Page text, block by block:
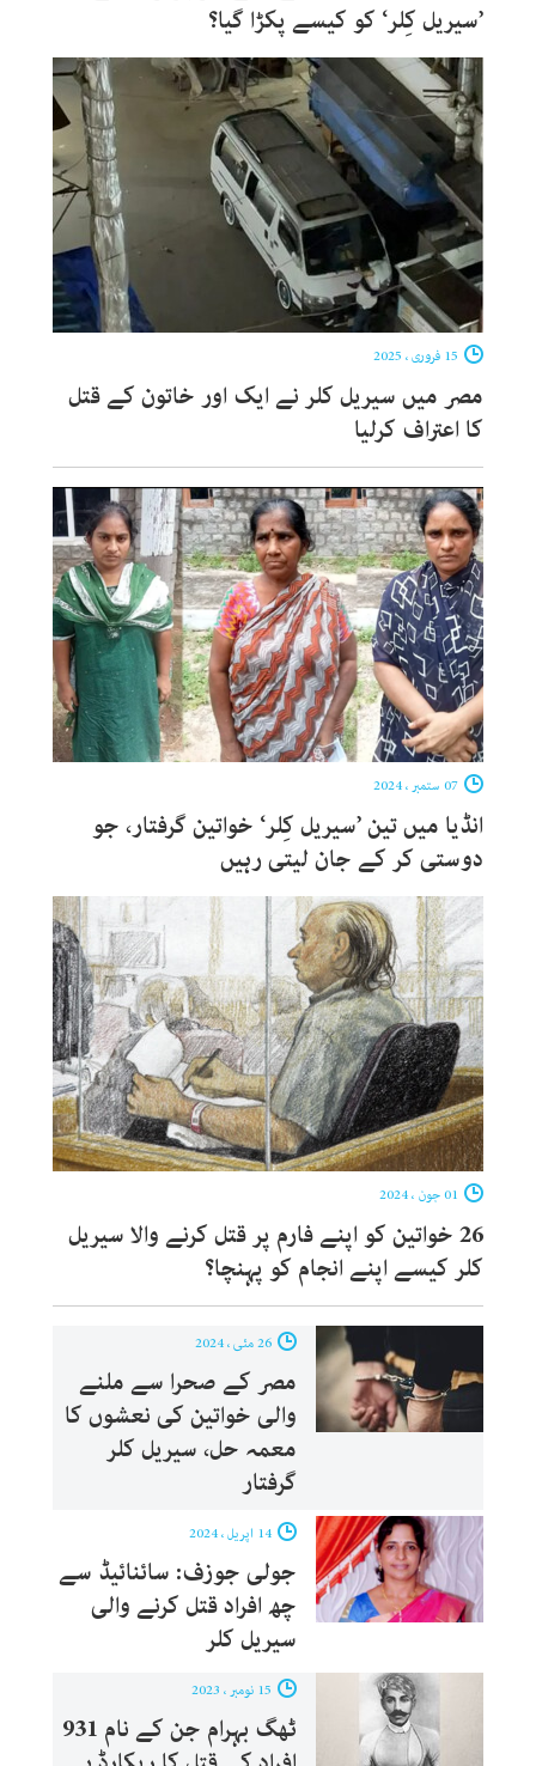
’سیریل کِلر‘ کو کیسے پکڑا گیا؟
مصر میں سیریل کلر نے ایک اور خاتون کے قتل
کا اعتراف کرلیا
انڈیا میں تین ’سیریل کِلر‘ خواتین گرفتار، جو
دوستی کر کے جان لیتی رہیں
26 خواتین کو اپنے فارم پر قتل کرنے والا سیریل
کلر کیسے اپنے انجام کو پہنچا؟
مصر کے صحرا سے ملنے
والی خواتین کی نعشوں کا
معمہ حل، سیریل کلر
گرفتار
جولی جوزف: سائنائیڈ سے
چھ افراد قتل کرنے والی
سیریل کلر
ٹھگ بہرام جن کے نام 931